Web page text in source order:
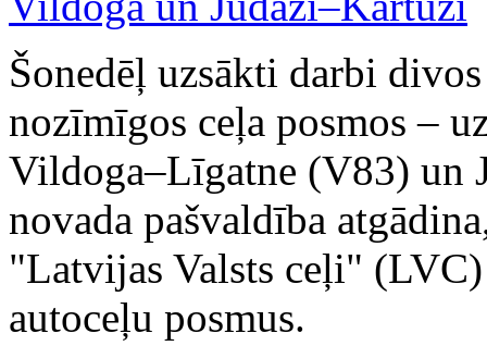
Šonedēļ uzsākti darbi
nozīmīgos ceļa posmos –
Vildoga–Līgatne (V83) un
novada pašvaldība
"Latvijas Valsts ceļi"
autoceļu posmus.